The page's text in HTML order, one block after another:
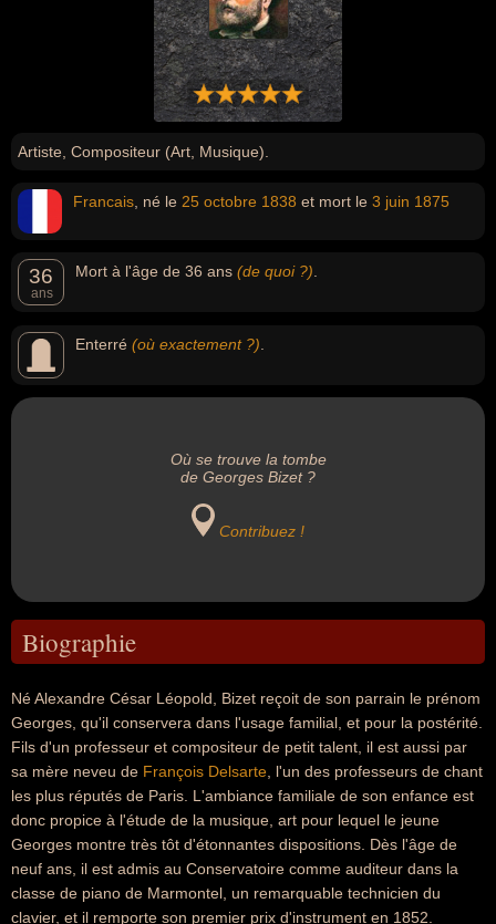
Artiste, Compositeur (Art, Musique).
Francais , né le 25 octobre 1838 et mort le 3 juin 1875
36
ans
Mort à l'âge de 36 ans (de quoi ?)
Enterré (où exactement ?)
Où se trouve la tombe
de Georges Bizet ?
Contribuez !
Biographie
Né Alexandre César Léopold, Bizet reçoit de son parrain le prénom
Georges, qu'il conservera dans l'usage familial, et pour la postérité.
Fils d'un professeur et compositeur de petit talent, il est aussi par
sa mère neveu de François Delsarte , l'un des professeurs de chant
les plus réputés de Paris. L'ambiance familiale de son enfance est
donc propice à l'étude de la musique, art pour lequel le jeune
Georges montre très tôt d'étonnantes dispositions. Dès l'âge de
neuf ans, il est admis au Conservatoire comme auditeur dans la
classe de piano de Marmontel, un remarquable technicien du
clavier, et il remporte son premier prix d'instrument en 1852.